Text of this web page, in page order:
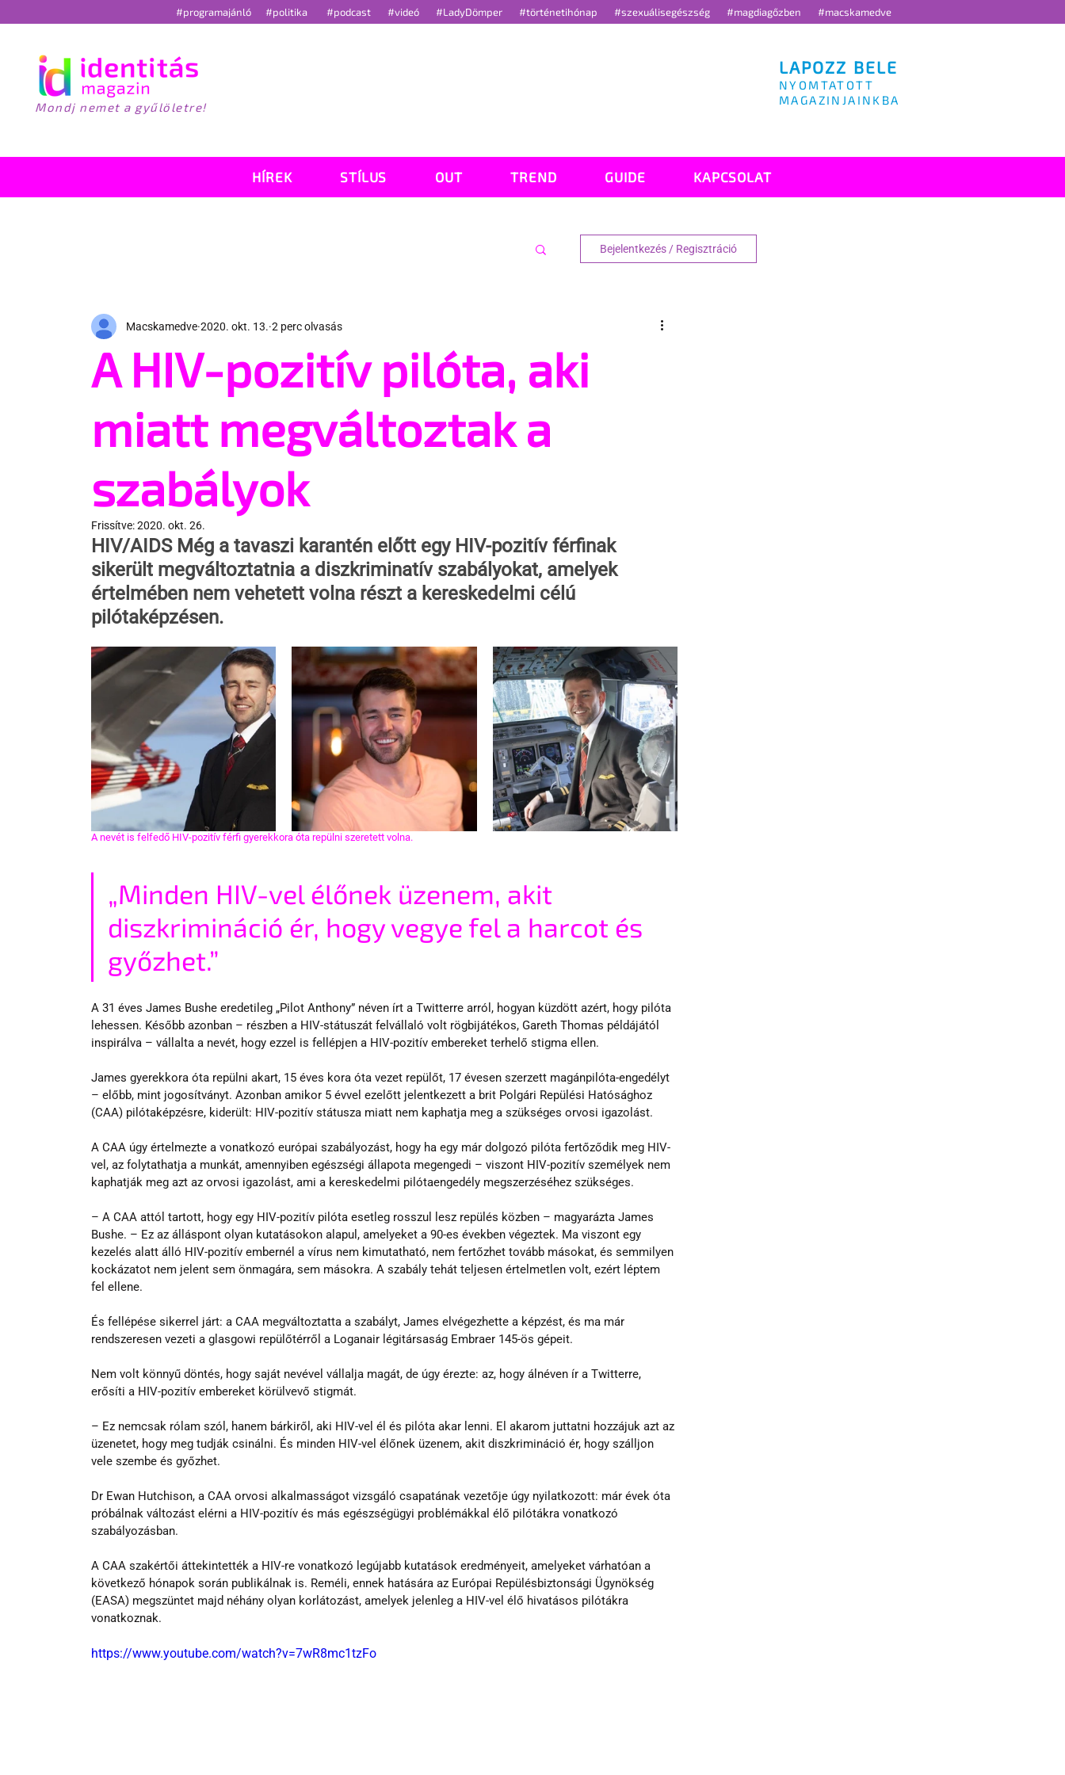
#programajánló #politika #podcast #videó #LadyDömper #történetihónap #szexuálisegészség #magdiagőzben #macskamedve
Mondj nemet a gyűlöletre!
LAPOZZ BELE
NYOMTATOTT
MAGAZINJAINKBA
HÍREK STÍLUS OUT TREND GUIDE KAPCSOLAT
Bejelentkezés / Regisztráció
A HIV-pozitív pilóta, aki
miatt megváltoztak a
szabályok
Macskamedve 2020. okt. 13. 2 perc olvasás
Frissítve:2020. okt. 26.
HIV/AIDS Még a tavaszi karantén előtt egy HIV-pozitív férfinak
sikerült megváltoztatnia a diszkriminatív szabályokat, amelyek
értelmében nem vehetett volna részt a kereskedelmi célú
pilótaképzésen.
A nevét is felfedő HIV-pozitív férfi gyerekkora óta repülni szeretett volna.
„Minden HIV-vel élőnek üzenem, akit
diszkrimináció ér, hogy vegye fel a harcot és
győzhet.”
A 31 éves James Bushe eredetileg „Pilot Anthony” néven írt a Twitterre arról, hogyan küzdött azért, hogy pilóta
lehessen. Később azonban – részben a HIV-státuszát felvállaló volt rögbijátékos, Gareth Thomas példájától
inspirálva – vállalta a nevét, hogy ezzel is fellépjen a HIV-pozitív embereket terhelő stigma ellen.
James gyerekkora óta repülni akart, 15 éves kora óta vezet repülőt, 17 évesen szerzett magánpilóta-engedélyt
– előbb, mint jogosítványt. Azonban amikor 5 évvel ezelőtt jelentkezett a brit Polgári Repülési Hatósághoz
(CAA) pilótaképzésre, kiderült: HIV-pozitív státusza miatt nem kaphatja meg a szükséges orvosi igazolást.
A CAA úgy értelmezte a vonatkozó európai szabályozást, hogy ha egy már dolgozó pilóta fertőződik meg HIV-
vel, az folytathatja a munkát, amennyiben egészségi állapota megengedi – viszont HIV-pozitív személyek nem
kaphatják meg azt az orvosi igazolást, ami a kereskedelmi pilótaengedély megszerzéséhez szükséges.
– A CAA attól tartott, hogy egy HIV-pozitív pilóta esetleg rosszul lesz repülés közben – magyarázta James
Bushe. – Ez az álláspont olyan kutatásokon alapul, amelyeket a 90-es években végeztek. Ma viszont egy
kezelés alatt álló HIV-pozitív embernél a vírus nem kimutatható, nem fertőzhet tovább másokat, és semmilyen
kockázatot nem jelent sem önmagára, sem másokra. A szabály tehát teljesen értelmetlen volt, ezért léptem
fel ellene.
És fellépése sikerrel járt: a CAA megváltoztatta a szabályt, James elvégezhette a képzést, és ma már
rendszeresen vezeti a glasgowi repülőtérről a Loganair légitársaság Embraer 145-ös gépeit.
Nem volt könnyű döntés, hogy saját nevével vállalja magát, de úgy érezte: az, hogy álnéven ír a Twitterre,
erősíti a HIV-pozitív embereket körülvevő stigmát.
– Ez nemcsak rólam szól, hanem bárkiről, aki HIV-vel él és pilóta akar lenni. El akarom juttatni hozzájuk azt az
üzenetet, hogy meg tudják csinálni. És minden HIV-vel élőnek üzenem, akit diszkrimináció ér, hogy szálljon
vele szembe és győzhet.
Dr Ewan Hutchison, a CAA orvosi alkalmasságot vizsgáló csapatának vezetője úgy nyilatkozott: már évek óta
próbálnak változást elérni a HIV-pozitív és más egészségügyi problémákkal élő pilótákra vonatkozó
szabályozásban.
A CAA szakértői áttekintették a HIV-re vonatkozó legújabb kutatások eredményeit, amelyeket várhatóan a
következő hónapok során publikálnak is. Reméli, ennek hatására az Európai Repülésbiztonsági Ügynökség
(EASA) megszüntet majd néhány olyan korlátozást, amelyek jelenleg a HIV-vel élő hivatásos pilótákra
vonatkoznak.
https://www.youtube.com/watch?v=7wR8mc1tzFo